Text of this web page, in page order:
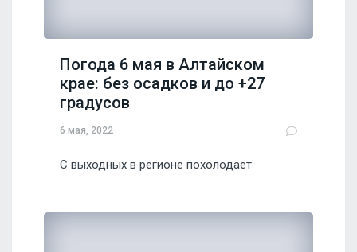
Погода 6 мая в Алтайском
крае: без осадков и до +27
градусов
6 мая, 2022
С выходных в регионе похолодает